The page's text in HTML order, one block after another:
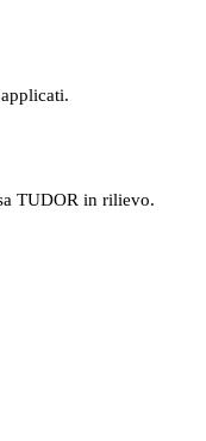
TUDOR in rilievo.